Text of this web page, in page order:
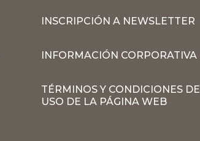
INSCRIPCIÓN A NEWSLETTER
INFORMACIÓN CORPORATIVA
TÉRMINOS Y CONDICIONES DE
USO DE LA PÁGINA WEB